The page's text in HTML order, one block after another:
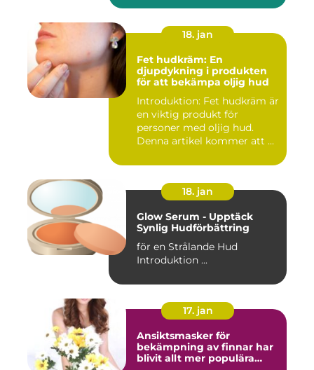
18. jan
Fet hudkräm: En
djupdykning i produkten
för att bekämpa oljig hud
Introduktion: Fet hudkräm är
en viktig produkt för
personer med oljig hud.
Denna artikel kommer att ...
18. jan
Glow Serum - Upptäck
Synlig Hudförbättring
för en Strålande Hud
Introduktion ...
17. jan
Ansiktsmasker för
bekämpning av finnar har
blivit allt mer populära